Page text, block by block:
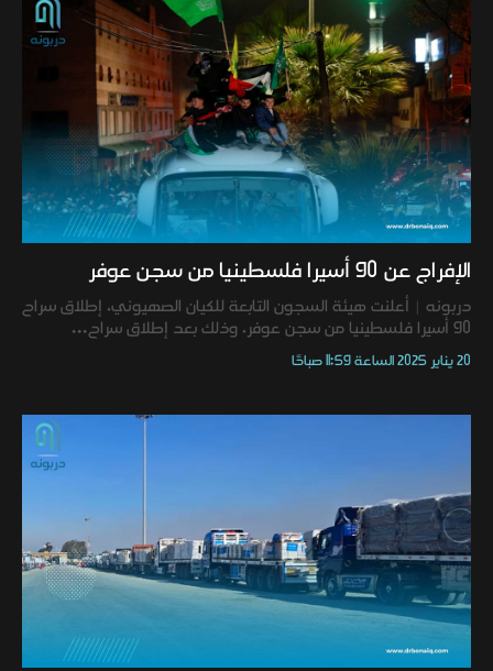
الإفراج عن 90 أسيرا فلسطينيا من سجن عوفر
دربونه | أعلنت هيئة السجون التابعة للكيان الصهيوني، إطلاق سراح
90 أسيرا فلسطينيا من سجن عوفر، وذلك بعد إطلاق سراح...
20 يناير 2025 الساعة 11:59 صباحًا